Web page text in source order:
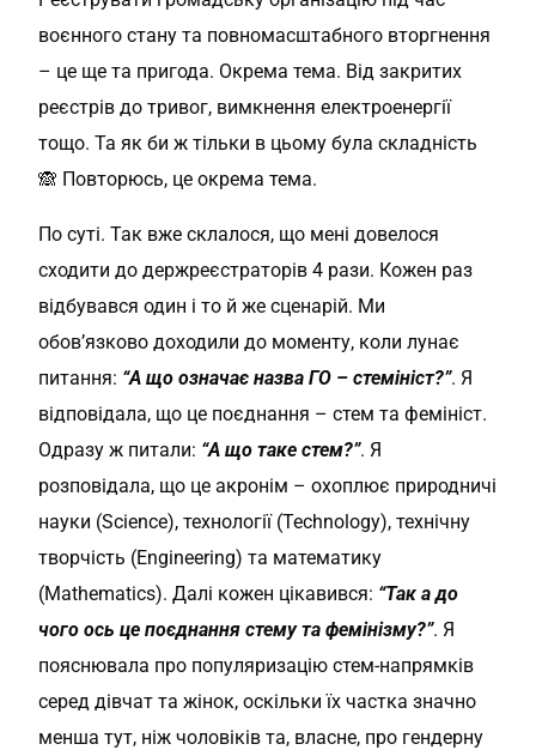
воєнного стану та повномасштабного вторгнення
– це ще та пригода. Окрема тема. Від закритих
реєстрів до тривог, вимкнення електроенергії
тощо. Та як би ж тільки в цьому була складність
🙈 Повторюсь, це окрема тема.
По суті. Так вже склалося, що мені довелося
сходити до держреєстраторів 4 рази. Кожен раз
відбувався один і то й же сценарій. Ми
обов’язково доходили до моменту, коли лунає
питання: “А що означає назва ГО – стемініст?”. Я
відповідала, що це поєднання – стем та фемініст.
Одразу ж питали: “А що таке стем?”. Я
розповідала, що це акронім – охоплює природничі
науки (Science), технології (Technology), технічну
творчість (Engineering) та математику
(Mathematics). Далі кожен цікавився: “Так а до
чого ось це поєднання стему та фемінізму?”. Я
пояснювала про популяризацію стем-напрямків
серед дівчат та жінок, оскільки їх частка значно
менша тут, ніж чоловіків та, власне, про гендерну